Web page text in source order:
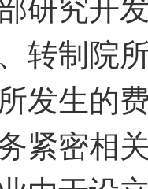
研究开
转制院
发生的
紧密相